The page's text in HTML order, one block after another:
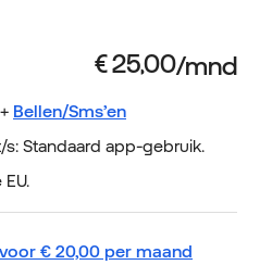
Bellen/Sms’en
Standaard app-gebruik.
€ 20,00 per maand